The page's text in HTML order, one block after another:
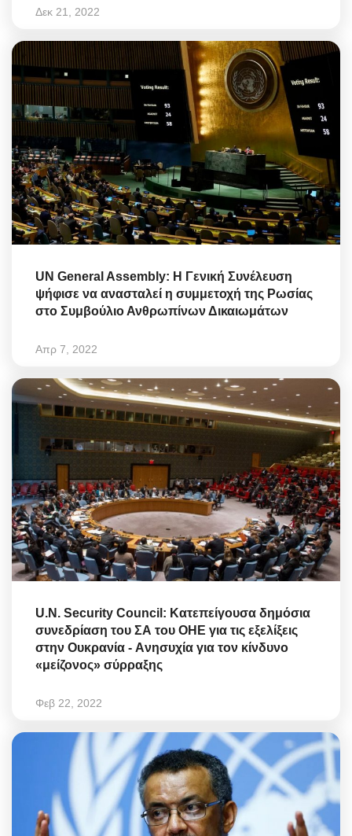
Δεκ 21, 2022
UN General Assembly: Η Γενική Συνέλευση
ψήφισε να ανασταλεί η συμμετοχή της Ρωσίας
στο Συμβούλιο Ανθρωπίνων Δικαιωμάτων
Απρ 7, 2022
U.N. Security Council: Κατεπείγουσα δημόσια
συνεδρίαση του ΣΑ του ΟΗΕ για τις εξελίξεις
στην Ουκρανία - Aνησυχία για τον κίνδυνο
«μείζονος» σύρραξης
Φεβ 22, 2022